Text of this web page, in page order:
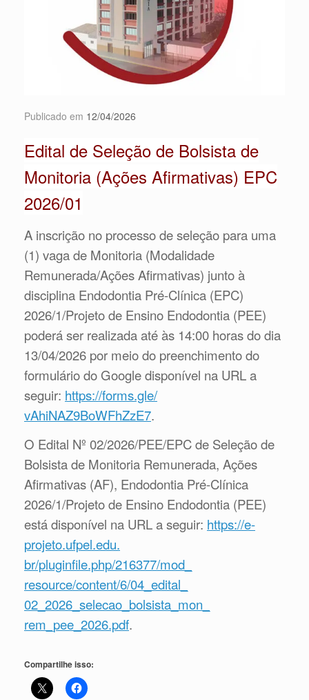
Publicado em 12/04/2026
Edital de Seleção de Bolsista de
Monitoria (Ações Afirmativas) EPC
2026/01
A inscrição no processo de seleção para uma
(1) vaga de Monitoria (Modalidade
Remunerada/Ações Afirmativas) junto à
disciplina Endodontia Pré-Clínica (EPC)
2026/1/Projeto de Ensino Endodontia (PEE)
poderá ser realizada até às 14:00 horas do dia
13/04/2026 por meio do preenchimento do
formulário do Google disponível na URL a
seguir: https://forms.gle/
vAhiNAZ9BoWFhZzE7.
O Edital Nº 02/2026/PEE/EPC de Seleção de
Bolsista de Monitoria Remunerada, Ações
Afirmativas (AF), Endodontia Pré-Clínica
2026/1/Projeto de Ensino Endodontia (PEE)
está disponível na URL a seguir: https://e-
projeto.ufpel.edu.
br/pluginfile.php/216377/mod_
resource/content/6/04_edital_
02_2026_selecao_bolsista_mon_
rem_pee_2026.pdf.
Compartilhe isso: